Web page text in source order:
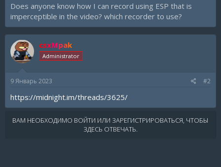
а
Does anyone know how I can record using ESP that is
imperceptible in the video? which recorder to use?
csxMpak
Administrator
9 Январь 2023 #2
https://midnight.im/threads/3625/
ВАМ НЕОБХОДИМО ВОЙТИ ИЛИ ЗАРЕГИСТРИРОВАТЬСЯ, ЧТОБЫ
ЗДЕСЬ ОТВЕЧАТЬ.